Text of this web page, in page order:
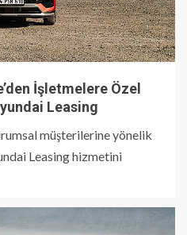
İşletmelere Özel
Leasing
müşterilerine yönelik
Leasing hizmetini